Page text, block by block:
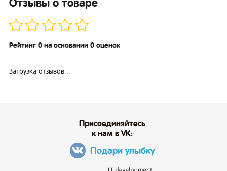
Отзывы о товаре
Рейтинг 0 на основании 0 оценок
Загрузка отзывов...
Присоединяйтесь
к нам в VK:
Подари улыбку